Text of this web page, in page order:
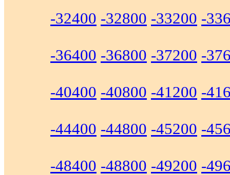
-32400 -32800 -33200 -
-36400 -36800 -37200 -
-40400 -40800 -41200 -
-44400 -44800 -45200 -
-48400 -48800 -49200 -